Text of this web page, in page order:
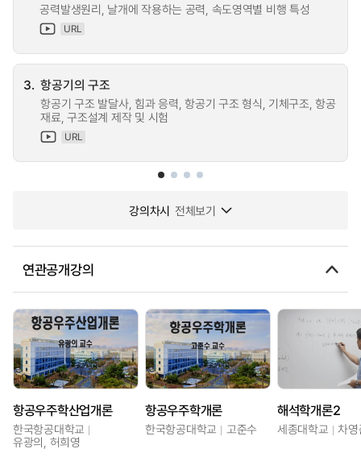
공력발생원리, 날개에 작용하는 공력, 속도영역별 비행 특성
URL
3. 항공기의 구조
항공기 구조 발달사, 힘과 응력, 항공기 구조 형식, 기체구조, 항공
재료, 구조설계 제작 및 시험
URL
강의차시 전체보기
연관공개강의
항공우주학산업개론
한국항공대학교
유광의, 허희영
항공우주학개론
한국항공대학교 고준수
해석학개론2
세종대학교 차